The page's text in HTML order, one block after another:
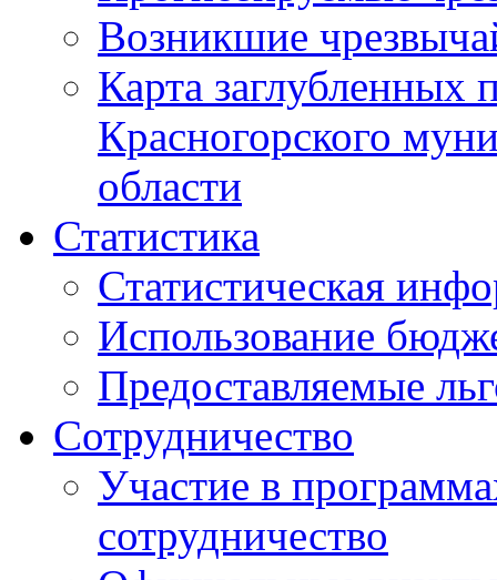
Возникшие
Карта
Красногорского
области
Статистика
Статистическая
Использование
Предоставляемые
Сотрудничество
Участие в
сотрудничество